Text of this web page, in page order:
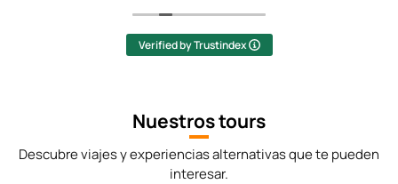
Verified by Trustindex
Nuestros tours
Descubre viajes y experiencias alternativas que te pueden
interesar.